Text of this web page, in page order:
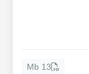
13 Mb